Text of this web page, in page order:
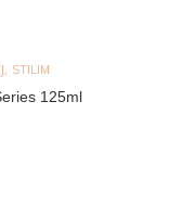
, STILIM
125ml